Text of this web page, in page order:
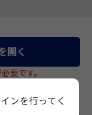
開く
要です。
ンを行ってく